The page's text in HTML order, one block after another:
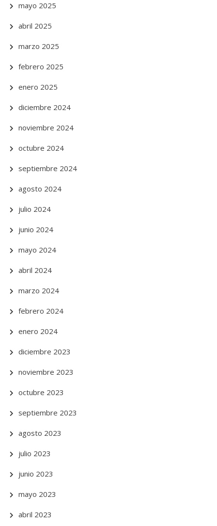
mayo 2025
abril 2025
marzo 2025
febrero 2025
enero 2025
diciembre 2024
noviembre 2024
octubre 2024
septiembre 2024
agosto 2024
julio 2024
junio 2024
mayo 2024
abril 2024
marzo 2024
febrero 2024
enero 2024
diciembre 2023
noviembre 2023
octubre 2023
septiembre 2023
agosto 2023
julio 2023
junio 2023
mayo 2023
abril 2023